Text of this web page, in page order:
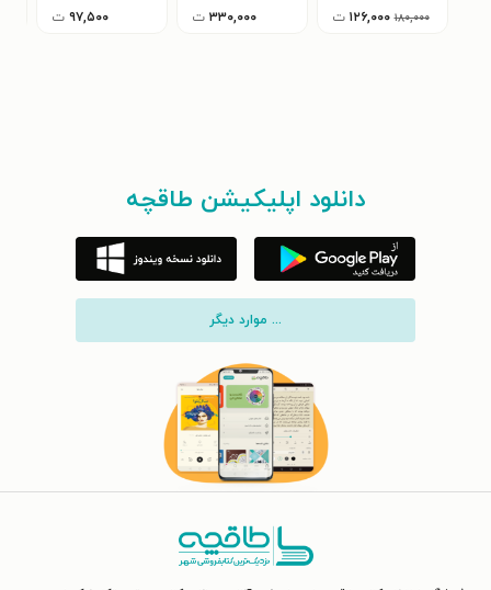
۱۸۰,۰۰۰ ۱۲۶,۰۰۰ ت ۳۳۰,۰۰۰ ت ۹۷,۵۰۰ ت
دانلود اپلیکیشن طاقچه
... موارد دیگر